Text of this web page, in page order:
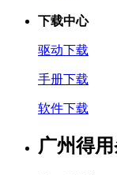
下载中心
驱动下载
手册下载
软件下载
广州得